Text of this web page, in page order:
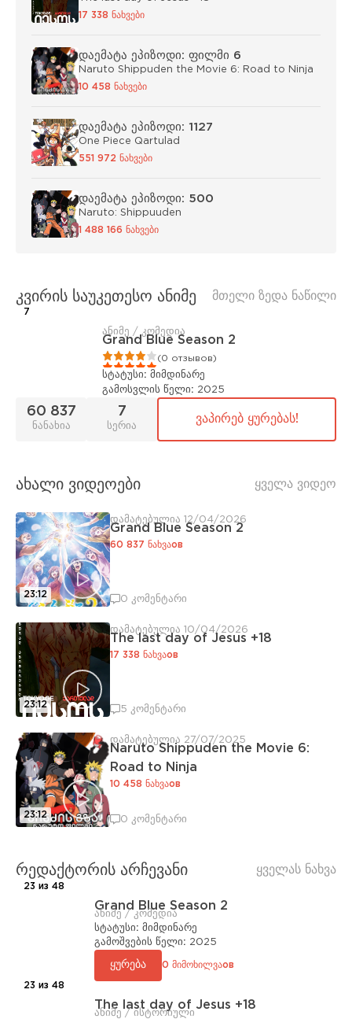
17 338 ნახვები
დაემატა ეპიზოდი: ფილმი 6
Naruto Shippuden the Movie 6: Road to Ninja
10 458 ნახვები
დაემატა ეპიზოდი: 1127
One Piece Qartulad
551 972 ნახვები
დაემატა ეპიზოდი: 500
Naruto: Shippuuden
1 488 166 ნახვები
კვირის საუკეთესო ანიმე მთელი ზედა ნაწილი
7
ანიმე / კომედია
Grand Blue Season 2
(0 отзывов)
სტატუსი: მიმდინარე
გამოსვლის წელი: 2025
60 837
ნანახია
7
სერია
ვაპირებ ყურებას!
ახალი ვიდეოები ყველა ვიდეო
23:12
დამატებულია 12/04/2026
Grand Blue Season 2
60 837 ნახვაов
0 კომენტარი
23:12
დამატებულია 10/04/2026
The last day of Jesus +18
17 338 ნახვაов
5 კომენტარი
23:12
დამატებულია 27/07/2025
Naruto Shippuden the Movie 6:
Road to Ninja
10 458 ნახვაов
0 კომენტარი
რედაქტორის არჩევანი ყველას ნახვა
23 из 48
Grand Blue Season 2
ანიმე / კომედია
სტატუსი: მიმდინარე
გამოშვების წელი: 2025
ყურება 0 მიმოხილვაов
23 из 48
The last day of Jesus +18
ანიმე / ისტორიული